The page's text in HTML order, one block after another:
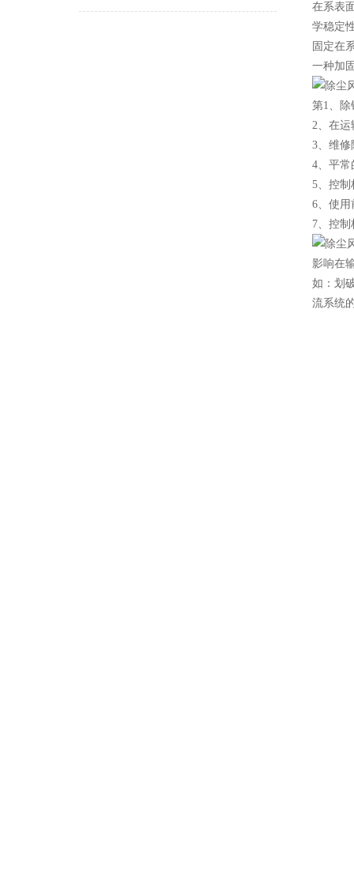
在系表
学稳定
固定在
一种加
第1、
2、在运
3、维
4、平常
5、控制
6、使用
7、控
影响在
如：划
流系统